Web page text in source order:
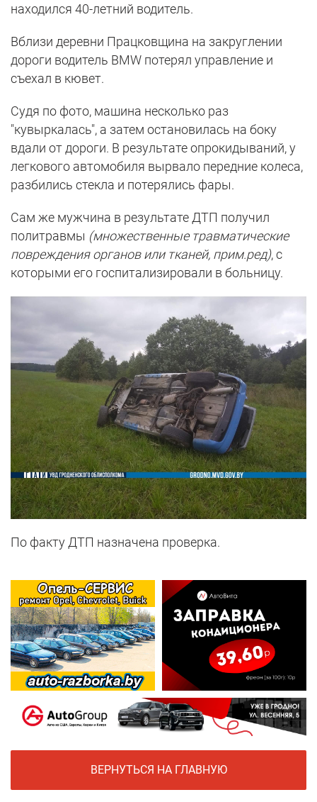
находился 40-летний водитель.
Вблизи деревни Працковщина на закруглении
дороги водитель BMW потерял управление и
съехал в кювет.
Судя по фото, машина несколько раз
"кувыркалась", а затем остановилась на боку
вдали от дороги. В результате опрокидываний, у
легкового автомобиля вырвало передние колеса,
разбились стекла и потерялись фары.
Сам же мужчина в результате ДТП получил
политравмы (множественные травматические
повреждения органов или тканей, прим.ред), с
которыми его госпитализировали в больницу.
По факту ДТП назначена проверка.
ВЕРНУТЬСЯ НА ГЛАВНУЮ